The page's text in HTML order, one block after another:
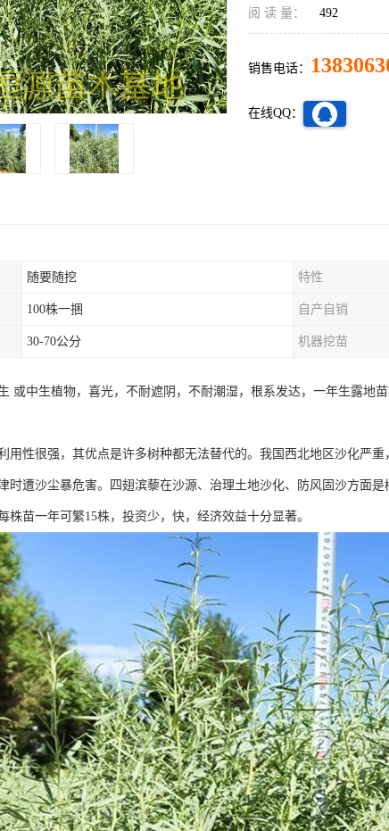
阅 读 量： 492
销售电话：
在线QQ：
随要随挖 特性
100株一捆 自产自销
30-70公分 机器挖苗
或中生植物，喜光，不耐遮阴，不耐潮湿，根系发达，一年生露地
用性很强，其优点是许多树种都无法替代的。我国西北地区沙化严
时遭沙尘暴危害。四翅滨藜在沙源、治理土地沙化、防风固沙方面
株苗一年可繁15株，投资少，快，经济效益十分显著。